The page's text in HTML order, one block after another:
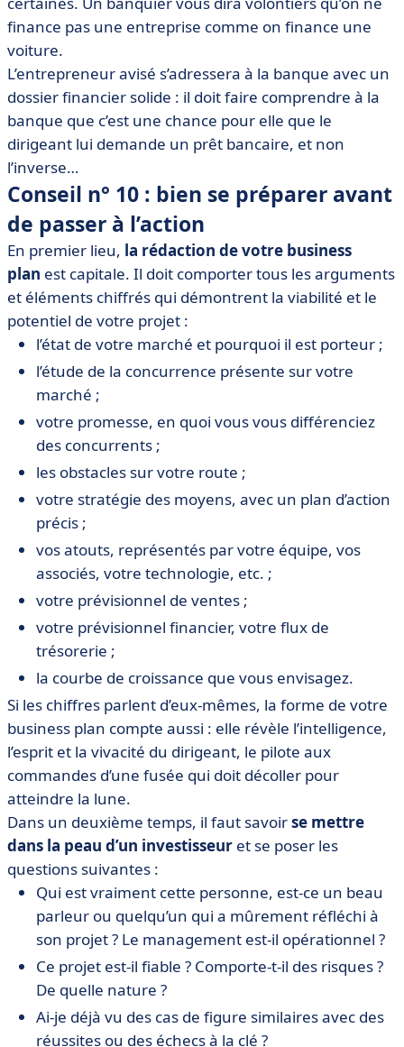
finance pas une entreprise comme on finance une
voiture.
L’entrepreneur avisé s’adressera à la banque avec un
dossier financier solide : il doit faire comprendre à la
banque que c’est une chance pour elle que le
dirigeant lui demande un prêt bancaire, et non
l’inverse…
Conseil n° 10 : bien se préparer avant
de passer à l’action
En premier lieu, la rédaction de votre business
plan est capitale. Il doit comporter tous les arguments
et éléments chiffrés qui démontrent la viabilité et le
potentiel de votre projet :
l’état de votre marché et pourquoi il est porteur ;
l’étude de la concurrence présente sur votre
marché ;
votre promesse, en quoi vous vous différenciez
des concurrents ;
les obstacles sur votre route ;
votre stratégie des moyens, avec un plan d’action
précis ;
vos atouts, représentés par votre équipe, vos
associés, votre technologie, etc. ;
votre prévisionnel de ventes ;
votre prévisionnel financier, votre flux de
trésorerie ;
la courbe de croissance que vous envisagez.
Si les chiffres parlent d’eux-mêmes, la forme de votre
business plan compte aussi : elle révèle l’intelligence,
l’esprit et la vivacité du dirigeant, le pilote aux
commandes d’une fusée qui doit décoller pour
atteindre la lune.
Dans un deuxième temps, il faut savoirse mettre
dans la peau d’un investisseur et se poser les
questions suivantes :
Qui est vraiment cette personne, est-ce un beau
parleur ou quelqu’un qui a mûrement réfléchi à
son projet ? Le management est-il opérationnel ?
Ce projet est-il fiable ? Comporte-t-il des risques ?
De quelle nature ?
Ai-je déjà vu des cas de figure similaires avec des
réussites ou des échecs à la clé ?